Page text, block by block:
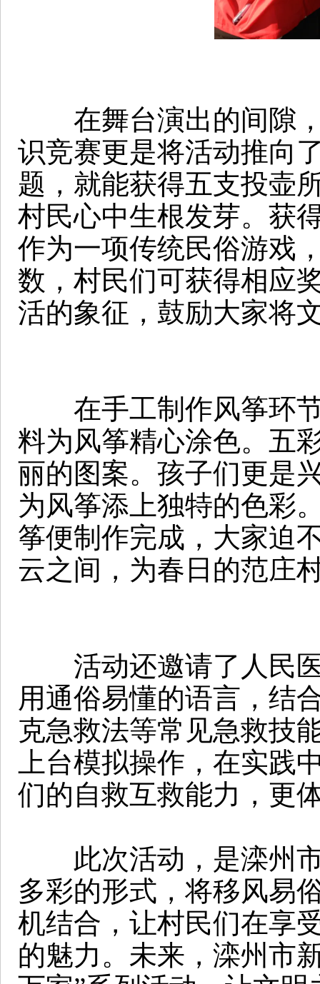
在舞台演出的间隙，
识竞赛更是将活动推向
题，就能获得五支投壶
村民心中生根发芽。获
作为一项传统民俗游戏
数，村民们可获得相应
活的象征，鼓励大家将
在手工制作风筝环节
料为风筝精心涂色。五
丽的图案。孩子们更是
为风筝添上独特的色彩
筝便制作完成，大家迫
云之间，为春日的范庄
活动还邀请了人民医
用通俗易懂的语言，结
克急救法等常见急救技
上台模拟操作，在实践
们的自救互救能力，更
此次活动，是滦州市
多彩的形式，将移风易
机结合，让村民们在享
的魅力。未来，滦州市